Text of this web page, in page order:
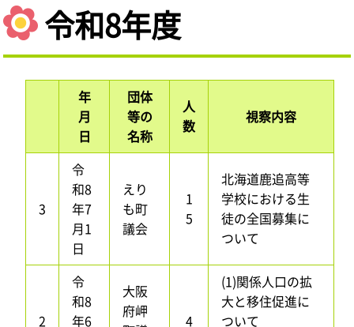
令和8年度
年
月
日
団体
等の
名称
人
数
視察内容
3
令
和8
年7
月1
日
えり
も町
議会
1
5
北海道鹿追高等
学校における生
徒の全国募集に
ついて
2
令
和8
年6
大阪
府岬
4
(1)関係人口の拡
大と移住促進に
ついて